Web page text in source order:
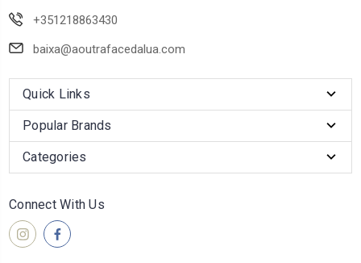
+351218863430
baixa@aoutrafacedalua.com
Quick Links
Popular Brands
Categories
Connect With Us